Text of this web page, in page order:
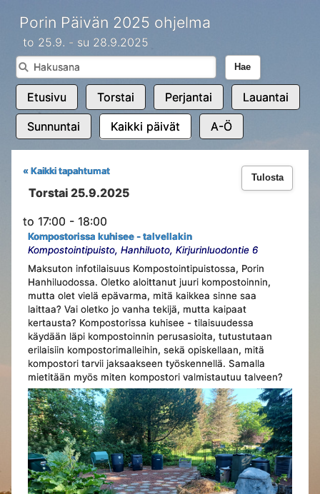
Porin Päivän 2025 ohjelma
to 25.9. - su 28.9.2025
Hae
Etusivu Torstai Perjantai Lauantai
Sunnuntai Kaikki päivät A-Ö
Tulosta
« Kaikki tapahtumat
Torstai 25.9.2025
to 17:00 - 18:00
Kompostorissa kuhisee - talvellakin
Kompostointipuisto, Hanhiluoto, Kirjurinluodontie 6
Maksuton infotilaisuus Kompostointipuistossa, Porin
Hanhiluodossa. Oletko aloittanut juuri kompostoinnin,
mutta olet vielä epävarma, mitä kaikkea sinne saa
laittaa? Vai oletko jo vanha tekijä, mutta kaipaat
kertausta? Kompostorissa kuhisee - tilaisuudessa
käydään läpi kompostoinnin perusasioita, tutustutaan
erilaisiin kompostorimalleihin, sekä opiskellaan, mitä
kompostori tarvii jaksaakseen työskennellä. Samalla
mietitään myös miten kompostori valmistautuu talveen?